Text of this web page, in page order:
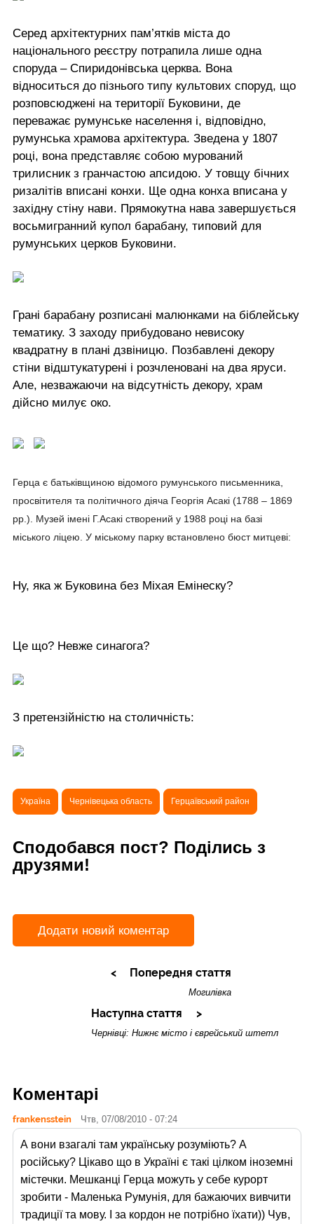
Серед архітектурних пам’ятків міста до
національного реєстру потрапила лише одна
споруда – Спиридонівська церква. Вона
відноситься до пізнього типу культових споруд, що
розповсюджені на території Буковини, де
переважає румунське населення і, відповідно,
румунська храмова архітектура. Зведена у 1807
році, вона представляє собою мурований
трилисник з гранчастою апсидою. У товщу бічних
ризалітів вписані конхи. Ще одна конха вписана у
західну стіну нави. Прямокутна нава завершується
восьмигранний купол барабану, типовий для
румунських церков Буковини.
Грані барабану розписані малюнками на біблейську
тематику. З заходу прибудовано невисоку
квадратну в плані дзвіницю. Позбавлені декору
стіни відштукатурені і розчленовані на два яруси.
Але, незважаючи на відсутність декору, храм
дійсно милує око.
Герца є батьківщиною відомого румунського письменника,
просвітителя та політичного діяча Георгія Асакі (1788 – 1869
рр.). Музей імені Г.Асакі створений у 1988 році на базі
міського ліцею. У міському парку встановлено бюст митцеві:
Ну, яка ж Буковина без Міхая Емінеску?
Це що? Невже синагога?
З претензійністю на столичність:
Україна Чернівецька область Герцаївський район
Сподобався пост? Поділись з
друзями!
Додати новий коментар
Попередня стаття
Могилівка
Наступна стаття
Чернівці: Нижнє місто і єврейський штетл
Коментарі
frankensstein Чтв, 07/08/2010 - 07:24
А вони взагалі там українську розуміють? А
російську? Цікаво що в Україні є такі цілком іноземні
містечки. Мешканці Герца можуть у себе курорт
зробити - Маленька Румунія, для бажаючих вивчити
традиції та мову. І за кордон не потрібно їхати)) Чув,